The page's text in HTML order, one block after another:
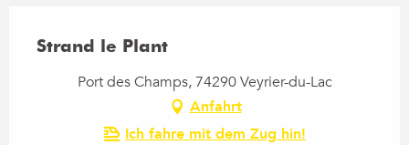
Strand le Plant
Port des Champs, 74290 Veyrier-du-Lac
Anfahrt
Ich fahre mit dem Zug hin!